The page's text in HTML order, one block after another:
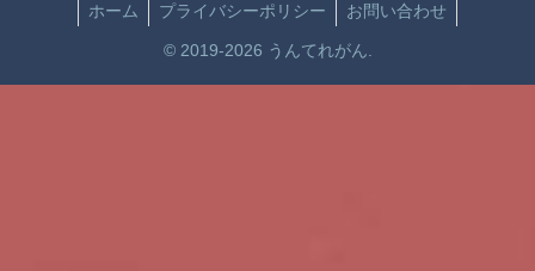
ホーム プライバシーポリシー お問い合わせ
© 2019-2026 うんてれがん.